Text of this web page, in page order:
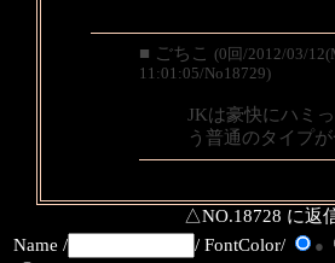
■ ごちこ (0回/2012/03/
11:01:05/No18729)
JKは豪快にハミ
う普通のタイプ
△NO.18728 に返
Name /
/ FontColor/ ●